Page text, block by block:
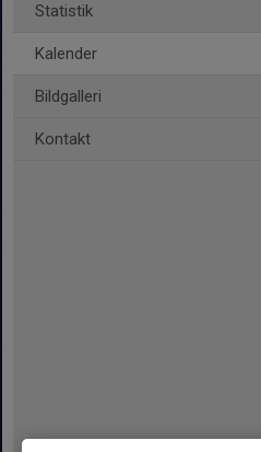
Statistik
Kalender
Bildgalleri
Kontakt